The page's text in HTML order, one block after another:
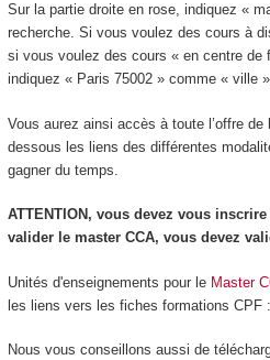
Sur la partie droite en rose, indiquez «
recherche. Si vous voulez des cours à
si vous voulez des cours « en centre de
indiquez « Paris 75002 » comme « ville
Vous aurez ainsi accès à toute l’offre
dessous les liens des différentes
gagner du temps.
ATTENTION, vous devez vous
valider le master CCA, vous devez
Unités d'enseignements pour le Master
les liens vers les fiches formations CPF :
Nous vous conseillons aussi de